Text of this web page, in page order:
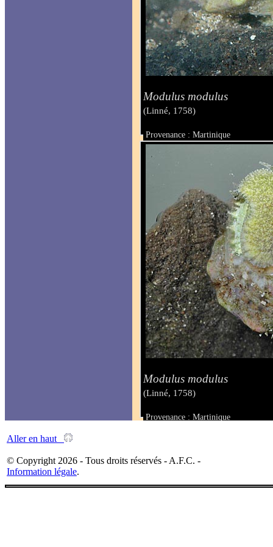
Modulus modulus
(Linné, 1758)
Provenance : Martinique
Taille :
Modulus modulus
(Linné, 1758)
Provenance : Martinique
Aller en haut
© Copyright 2026 - Tous droits réservés - A.F.C. -
Information légale.